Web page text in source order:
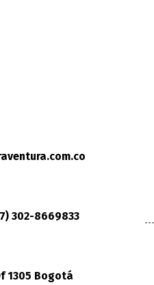
302-8669833
1305 Bogotá